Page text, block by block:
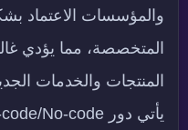
والمؤسسات الاعتماد
المتخصصة، مما يؤدي
المنتجات والخدمات